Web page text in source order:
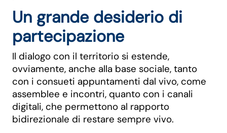
Un grande desiderio di
partecipazione
Il dialogo con il territorio si estende,
ovviamente, anche alla base sociale, tanto
con i consueti appuntamenti dal vivo, come
assemblee e incontri, quanto con i canali
digitali, che permettono al rapporto
bidirezionale di restare sempre vivo.